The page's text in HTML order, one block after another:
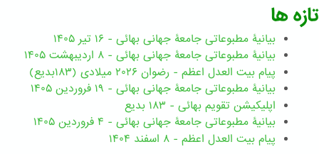
تازه ها
بیانیۀ مطبوعاتی جامعۀ جهانی بهائی - ۱۶ تیر ۱۴۰۵
بیانیۀ مطبوعاتی جامعۀ جهانی بهائی - ۸ اردیبهشت ۱۴۰۵
پیام بیت العدل اعظم - رضوان ۲۰۲۶ میلادی (۱۸۳بدیع)
بیانیۀ مطبوعاتی جامعۀ جهانی بهائی - ۱۹ فروردین ۱۴۰۵
اپلیکیشن تقویم بهائی - ۱۸۳ بدیع
بیانیۀ مطبوعاتی جامعۀ جهانی بهائی - ۴ فروردین ۱۴۰۵
پیام بیت العدل اعظم - ۸ اسفند ۱۴۰۴